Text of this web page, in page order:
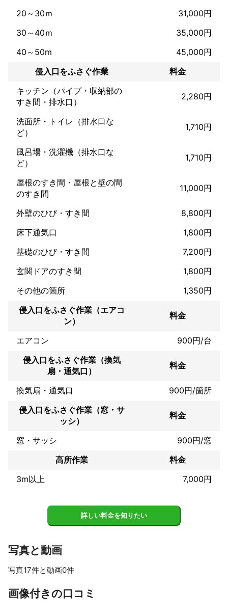
アピールポイント
『ここがすごいよ駆除屋BEAM』
❶　お客様の目線に立ち寄り添ったご提案をさせていただきま
➋　無駄なコストがかからないように余分な所は省いてなるべく
良心的な価格になるように心掛けてます。
❸　お客様のご都合に合わせて柔軟にご対応します。
夜中や早朝など様々な場合があるかと思いますがそういう場合は
ご相談ください。
➍　遠方でも行ける場所は交通費かかってもお伺いいたしますの
で遠いからムリだろと諦めないでまずはご相談ください。
❺　とにかく他とは違います。
それを実際に会ったり電話などで感じてもらえればありがたいで
たく業者の被害に遭われた人からたまたま相談されることがあり
ました。
徹底的にお客様へ出し惜しみはいたしません！
20～30ｍ
31,000円
30～40ｍ
35,000円
40～50m
45,000円
侵入口をふさぐ作業
料金
キッチン（パイプ・収納部の
すき間・排水口）
2,280円
洗面所・トイレ（排水口な
ど）
1,710円
風呂場・洗濯機（排水口な
ど）
1,710円
屋根のすき間・屋根と壁の間
のすき間
11,000円
外壁のひび・すき間
8,800円
床下通気口
1,800円
基礎のひび・すき間
7,200円
玄関ドアのすき間
1,800円
その他の箇所
1,350円
侵入口をふさぐ作業（エアコ
ン）
料金
エアコン
900円/台
侵入口をふさぐ作業（換気
扇・通気口）
料金
換気扇・通気口
900円/箇所
侵入口をふさぐ作業（窓・サ
ッシ）
料金
窓・サッシ
900円/窓
高所作業
料金
3m以上
7,000円
詳しい料金を知りたい
写真と動画
写真17件と動画0件
画像付きの口コミ